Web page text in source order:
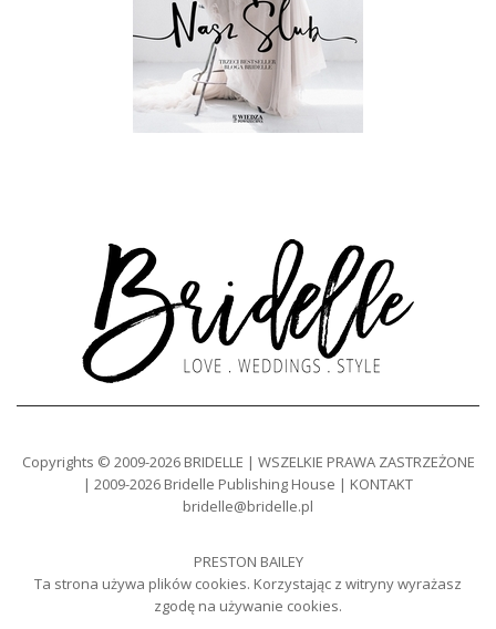
Copyrights © 2009-2026 BRIDELLE | WSZELKIE PRAWA ZASTRZEŻONE
| 2009-2026 Bridelle Publishing House | KONTAKT
bridelle@bridelle.pl
PRESTON BAILEY
Ta strona używa plików cookies. Korzystając z witryny wyrażasz
zgodę na używanie cookies.